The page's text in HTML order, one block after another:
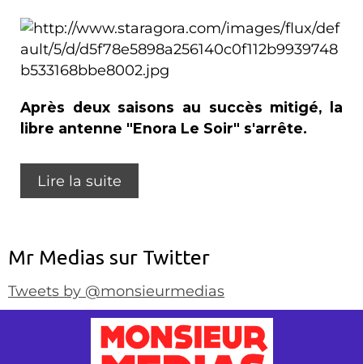
Après deux saisons au succès mitigé, la
libre antenne "Enora Le Soir" s'arrête.
Lire la suite
Mr Medias sur Twitter
Tweets by @monsieurmedias